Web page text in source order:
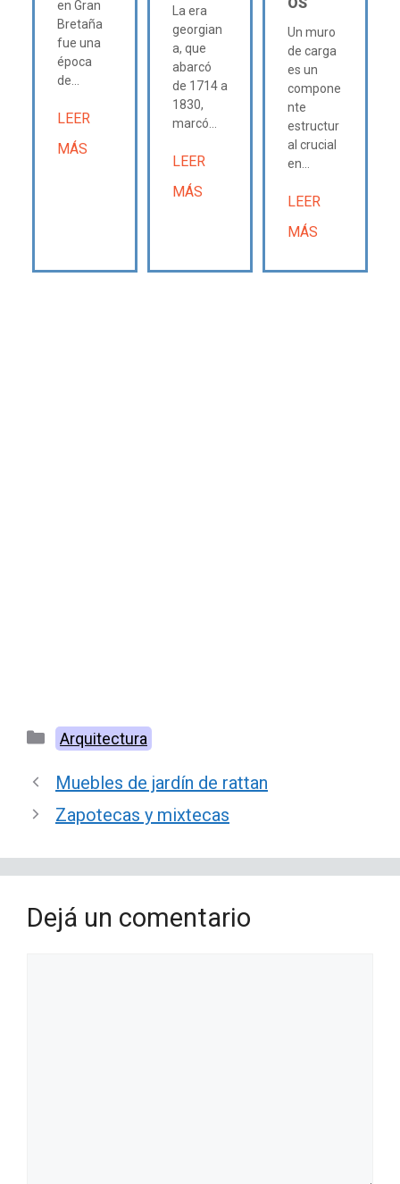
en Gran
Bretaña
fue una
época
de...
LEER
MÁS
La era
georgian
a, que
abarcó
de 1714 a
1830,
marcó...
LEER
MÁS
Un muro
de carga
es un
compone
nte
estructur
al crucial
en...
LEER
MÁS
Categorías
Arquitectura
Muebles de jardín de rattan
Zapotecas y mixtecas
Dejá un comentario